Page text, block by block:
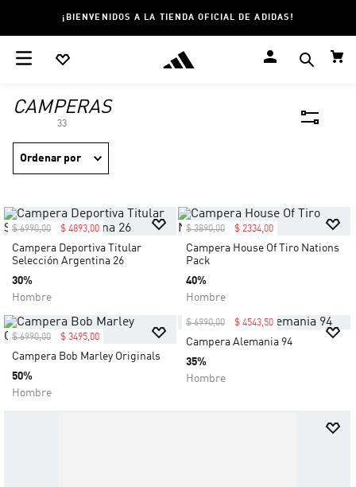
¡BIENVENIDOS A LA TIENDA OFICIAL DE ADIDAS!
CAMPERAS
33
Ordenar por
$ 6990,00 $ 4893,00
Campera Deportiva Titular
Selección Argentina 26
30%
Hombre
$ 3890,00 $ 2334,00
Campera House Of Tiro Nations
Pack
40%
Hombre
$ 6990,00 $ 3495,00
Campera Bob Marley Originals
50%
Hombre
$ 6990,00 $ 4543,50
Campera Alemania 94
35%
Hombre